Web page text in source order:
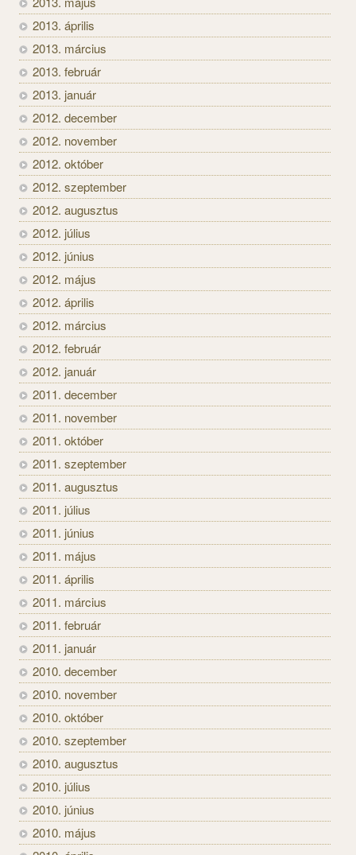
2013. április
2013. március
2013. február
2013. január
2012. december
2012. november
2012. október
2012. szeptember
2012. augusztus
2012. július
2012. június
2012. május
2012. április
2012. március
2012. február
2012. január
2011. december
2011. november
2011. október
2011. szeptember
2011. augusztus
2011. július
2011. június
2011. május
2011. április
2011. március
2011. február
2011. január
2010. december
2010. november
2010. október
2010. szeptember
2010. augusztus
2010. július
2010. június
2010. május